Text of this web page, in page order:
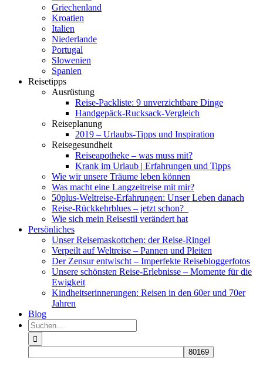
Griechenland
Kroatien
Italien
Niederlande
Portugal
Slowenien
Spanien
Reisetipps
Ausrüstung
Reise-Packliste: 9 unverzichtbare Dinge
Handgepäck-Rucksack-Vergleich
Reiseplanung
2019 – Urlaubs-Tipps und Inspiration
Reisegesundheit
Reiseapotheke – was muss mit?
Krank im Urlaub | Erfahrungen und Tipps
Wie wir unsere Träume leben können
Was macht eine Langzeitreise mit mir?
50plus-Weltreise-Erfahrungen: Unser Leben danach
Reise-Rückkehrblues – jetzt schon?
Wie sich mein Reisestil verändert hat
Persönliches
Unser Reisemaskottchen: der Reise-Ringel
Verpeilt auf Weltreise – Pannen und Pleiten
Der Zensur entwischt – Imperfekte Reisebloggerfotos
Unsere schönsten Reise-Erlebnisse – Momente für die
Ewigkeit
Kindheitserinnerungen: Reisen in den 60er und 70er
Jahren
Blog
Suche
nach: